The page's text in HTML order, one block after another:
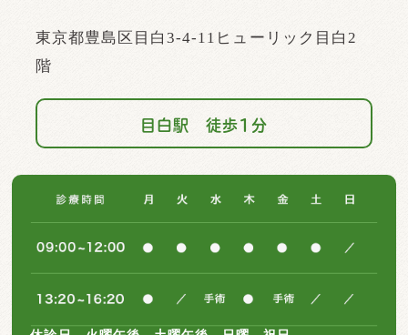
東京都豊島区目白3-4-11ヒューリック目白2
階
目白駅 徒歩1分